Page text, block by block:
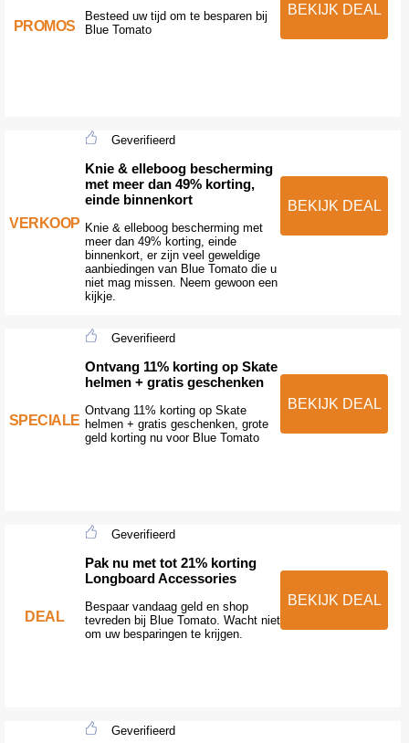
PROMOS
Besteed uw tijd om te besparen bij
Blue Tomato
BEKIJK DEAL
VERKOOP
Geverifieerd
Knie & elleboog bescherming
met meer dan 49% korting,
einde binnenkort
Knie & elleboog bescherming met
meer dan 49% korting, einde
binnenkort, er zijn veel geweldige
aanbiedingen van Blue Tomato die u
niet mag missen. Neem gewoon een
kijkje.
BEKIJK DEAL
SPECIALE
Geverifieerd
Ontvang 11% korting op Skate
helmen + gratis geschenken
Ontvang 11% korting op Skate
helmen + gratis geschenken, grote
geld korting nu voor Blue Tomato
BEKIJK DEAL
DEAL
Geverifieerd
Pak nu met tot 21% korting
Longboard Accessories
Bespaar vandaag geld en shop
tevreden bij Blue Tomato. Wacht niet
om uw besparingen te krijgen.
BEKIJK DEAL
Geverifieerd